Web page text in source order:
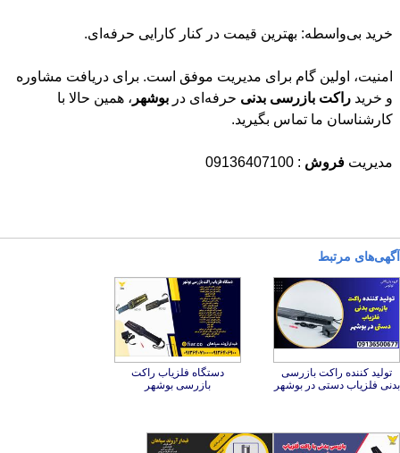
خرید بی‌واسطه: بهترین قیمت در کنار کارایی حرفه‌ای.
امنیت، اولین گام برای مدیریت موفق است. برای دریافت مشاوره
و خرید راکت بازرسی بدنی حرفه‌ای در بوشهر ، همین حالا با
کارشناسان ما تماس بگیرید.
مدیریت فروش : 09136407100
آگهی‌های مرتبط
تولید کننده راکت بازرسی
بدنی فلزیاب دستی در بوشهر
دستگاه فلزیاب راکت
بازرسی بوشهر